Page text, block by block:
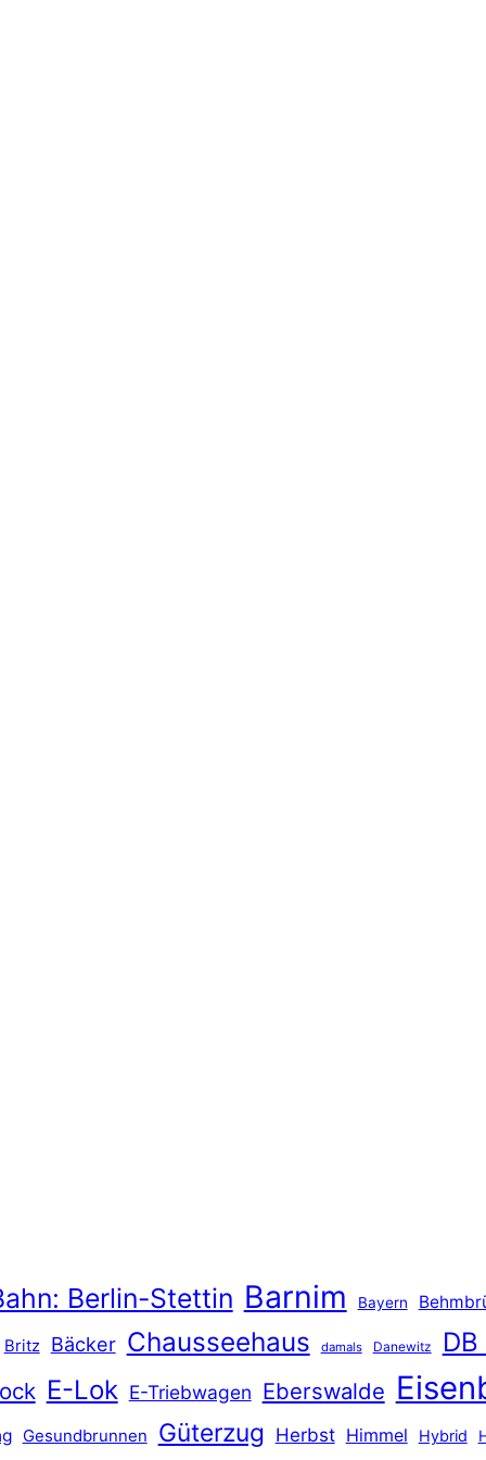
Berlin-Stettin Barnim Bayern
Britz Bäcker Chausseehaus damals Danewitz DB
E-Lok E-Triebwagen Eberswalde
Gesundbrunnen Güterzug Herbst Himmel Hybrid